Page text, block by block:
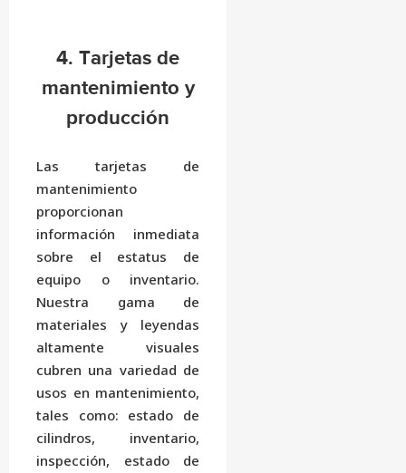
4. Tarjetas de
mantenimiento y
producción
Las tarjetas de
mantenimiento
proporcionan
información inmediata
sobre el estatus de
equipo o inventario.
Nuestra gama de
materiales y leyendas
altamente visuales
cubren una variedad de
usos en mantenimiento,
tales como: estado de
cilindros, inventario,
inspección, estado de